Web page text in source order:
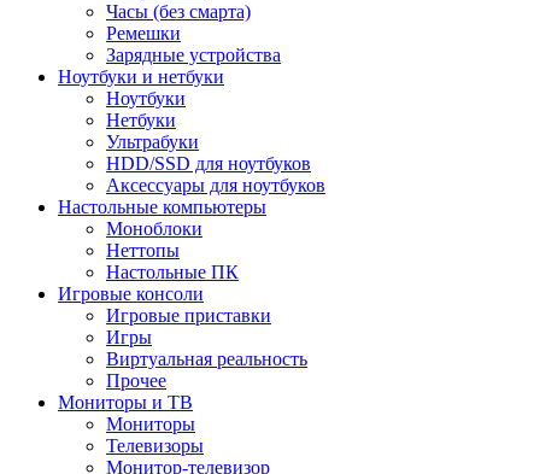
Часы (без смарта)
Ремешки
Зарядные устройства
Ноутбуки и нетбуки
Ноутбуки
Нетбуки
Ультрабуки
HDD/SSD для ноутбуков
Аксессуары для ноутбуков
Настольные компьютеры
Моноблоки
Неттопы
Настольные ПК
Игровые консоли
Игровые приставки
Игры
Виртуальная реальность
Прочее
Мониторы и ТВ
Мониторы
Телевизоры
Монитор-телевизор